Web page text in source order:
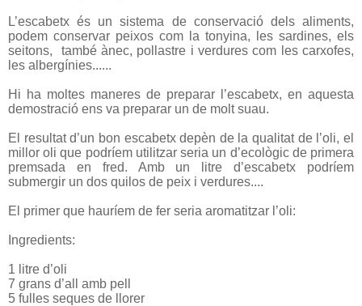
L’escabetx és un sistema de conservació dels aliments,
podem conservar peixos com la tonyina, les sardines, els
seitons,
també ànec, pollastre i verdures com les carxofes,
les albergínies......
Hi ha moltes maneres de preparar l’escabetx, en aquesta
demostració ens va preparar un de molt suau.
El resultat d’un bon escabetx depèn de la qualitat de l’oli, el
millor oli que podríem utilitzar seria un d’ecològic de primera
premsada en fred. Amb un litre d’escabetx podríem
submergir un dos quilos de peix i verdures....
El primer que hauríem de fer seria aromatitzar l’oli:
Ingredients:
1 litre d’oli
7 grans d’all amb pell
5 fulles seques de llorer